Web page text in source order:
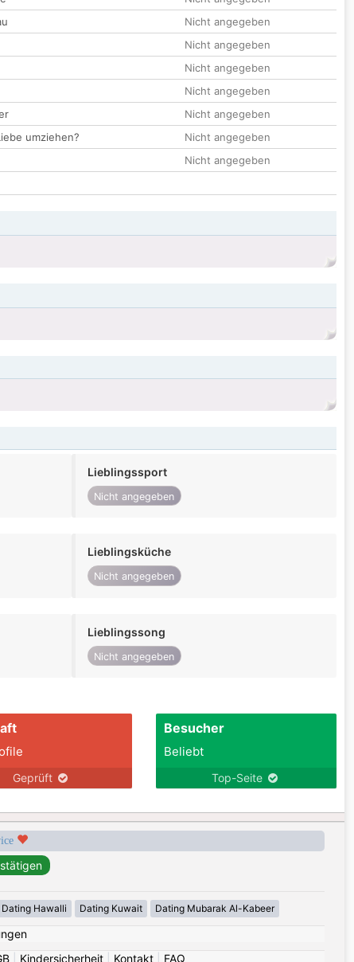
Nicht angegeben
Nicht angegeben
Nicht angegeben
Nicht angegeben
Nicht angegeben
umziehen?
Nicht angegeben
Nicht angegeben
Lieblingssport
Nicht angegeben
Lieblingsküche
Nicht angegeben
Lieblingssong
Nicht angegeben
Geprüft
Besucher
Beliebt
Top-Seite
Dating Hawalli Dating Kuwait Dating Mubarak Al-Kabeer
Kindersicherheit Kontakt FAQ